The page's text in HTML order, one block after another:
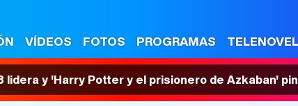
VÍDEOS FOTOS PROGRAMAS
y 'Harry Potter y el prisionero de Azkaban'